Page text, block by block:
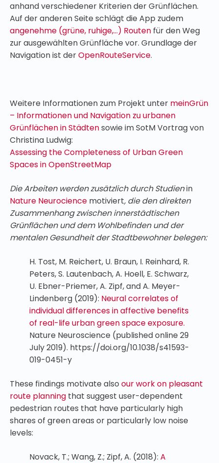
anhand verschiedener Kriterien der Grünflächen.
Auf der anderen Seite schlägt die App zudem
angenehme (grüne, ruhige,…) Routen für den Weg
zur ausgewählten Grünfläche vor. Grundlage der
Navigation ist derOpenRouteService.
Weitere Informationen zum Projekt unter meinGrün
– Informationen und Navigation zu urbanen
Grünflächen in Städtensowie im SotM Vortrag von
Christina Ludwig:
Assessing the Completeness of Urban Green
Spaces in OpenStreetMap
Die Arbeiten werden zusätzlich durch Studienin
Nature Neurocience motiviert, die den direkten
Zusammenhang zwischen innerstädtischen
Grünflächen und dem Wohlbefinden und der
mentalen Gesundheit der Stadtbewohner belegen:
H. Tost, M. Reichert, U. Braun, I. Reinhard, R.
Peters, S. Lautenbach, A. Hoell, E. Schwarz,
U. Ebner-Priemer, A. Zipf, and A. Meyer-
Lindenberg (2019): Neural correlates of
individual differences in affective benefits
of real-life urban green space exposure.
Nature Neuroscience (published online 29
July 2019). https://doi.org/10.1038/s41593-
019-0451-y
These findings motivate also our work on pleasant
route planning that suggest user-dependent
pedestrian routes that have particularly high
shares of green areas or particularly low noise
levels:
Novack, T.; Wang, Z.; Zipf, A. (2018): A